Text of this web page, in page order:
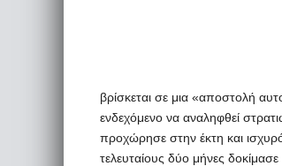
βρίσκεται σε μια «αποστολή
ενδεχόμενο να αναληφθεί
προχώρησε στην έκτη και
τελευταίους δύο μήνες